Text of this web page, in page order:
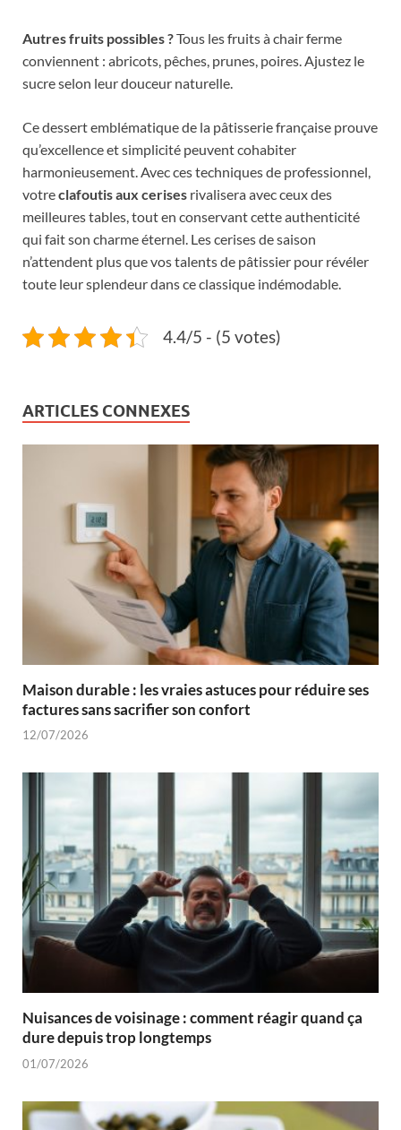
Autres fruits possibles ?Tous les fruits à chair ferme
conviennent : abricots, pêches, prunes, poires. Ajustez le
sucre selon leur douceur naturelle.
Ce dessert emblématique de la pâtisserie française prouve
qu’excellence et simplicité peuvent cohabiter
harmonieusement. Avec ces techniques de professionnel,
votreclafoutis aux cerises rivalisera avec ceux des
meilleures tables, tout en conservant cette authenticité
qui fait son charme éternel. Les cerises de saison
n’attendent plus que vos talents de pâtissier pour révéler
toute leur splendeur dans ce classique indémodable.
4.4/5 - (5 votes)
ARTICLES CONNEXES
Maison durable : les vraies astuces pour réduire ses
factures sans sacrifier son confort
12/07/2026
Nuisances de voisinage : comment réagir quand ça
dure depuis trop longtemps
01/07/2026